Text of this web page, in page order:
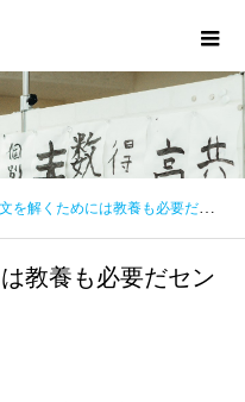
くためには教養も必要だセントヨゼフ3年Mさん
教養も必要だセン